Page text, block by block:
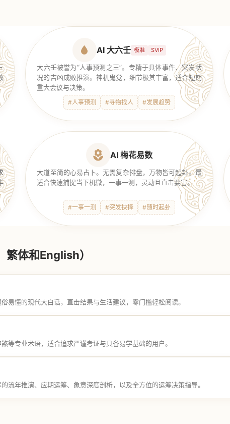
AI 大六壬 极准 SVIP
大六壬被誉为“人事预测之王”。专精于具体事件、突发状
况的吉凶成败推演。神机鬼觉，细节极其丰富，适合短期
重大会议与决策。
#人事预测 #寻物找人 #发展趋势
AI 梅花易数
大道至简的心易占卜。无需复杂排盘，万物皆可起卦。最
适合快速捕捉当下机微，一事一测，灵动且直击要害。
#一事一测 #突发抉择 #随时起卦
繁体和English）
易懂的现代大白话，直击结果与生活建议，零门槛轻松阅读。
等专业术语，适合追求严谨考证与具备易学基础的用户。
流年推演、应期运筹、象意深度剖析，以及全方位的运筹决策指导。